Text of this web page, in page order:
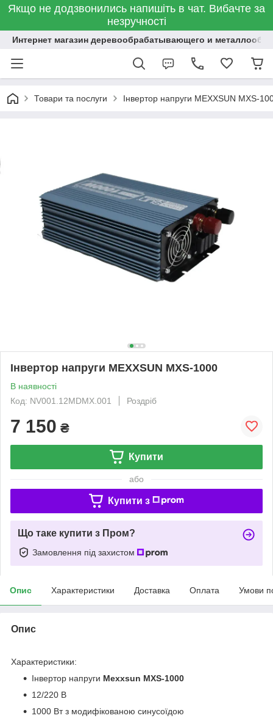
Якщо не додзвонились напишіть в чат. Вибачте за
незручності
Интернет магазин деревообрабатывающего и
Товари та послуги Інвертор напруги MEXXSUN MXS-
Інвертор напруги MEXXSUN MXS-1000
В наявності
Код: NV001.12MDMX.001
Роздріб
7 150 ₴
Купити
або
Купити з
Що таке купити з Пром?
Замовлення під захистом
Опис Характеристики Доставка Оплата Умови
Опис
Характеристики:
Інвертор напруги Mexxsun MXS-1000
12/220 В
1000 Вт з модифікованою синусоїдою